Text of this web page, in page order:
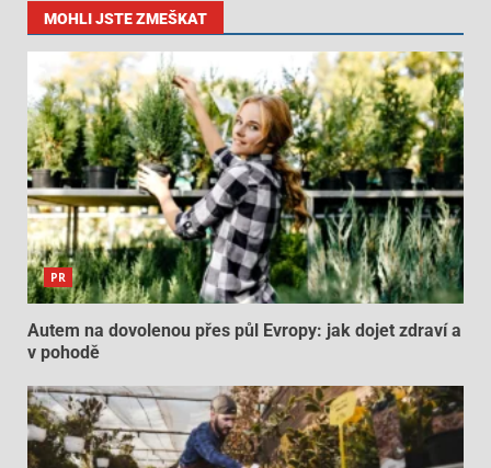
MOHLI JSTE ZMEŠKAT
PR
Autem na dovolenou přes půl Evropy: jak dojet zdraví a
v pohodě